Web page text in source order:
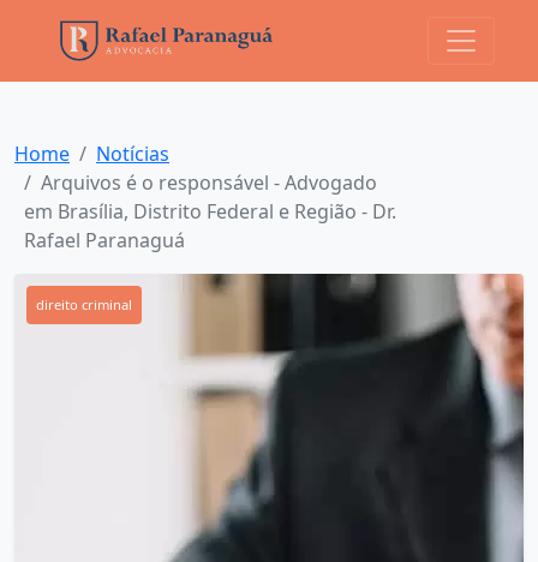
Home
Notícias
Arquivos é o responsável - Advogado
em Brasília, Distrito Federal e Região - Dr.
Rafael Paranaguá
direito criminal